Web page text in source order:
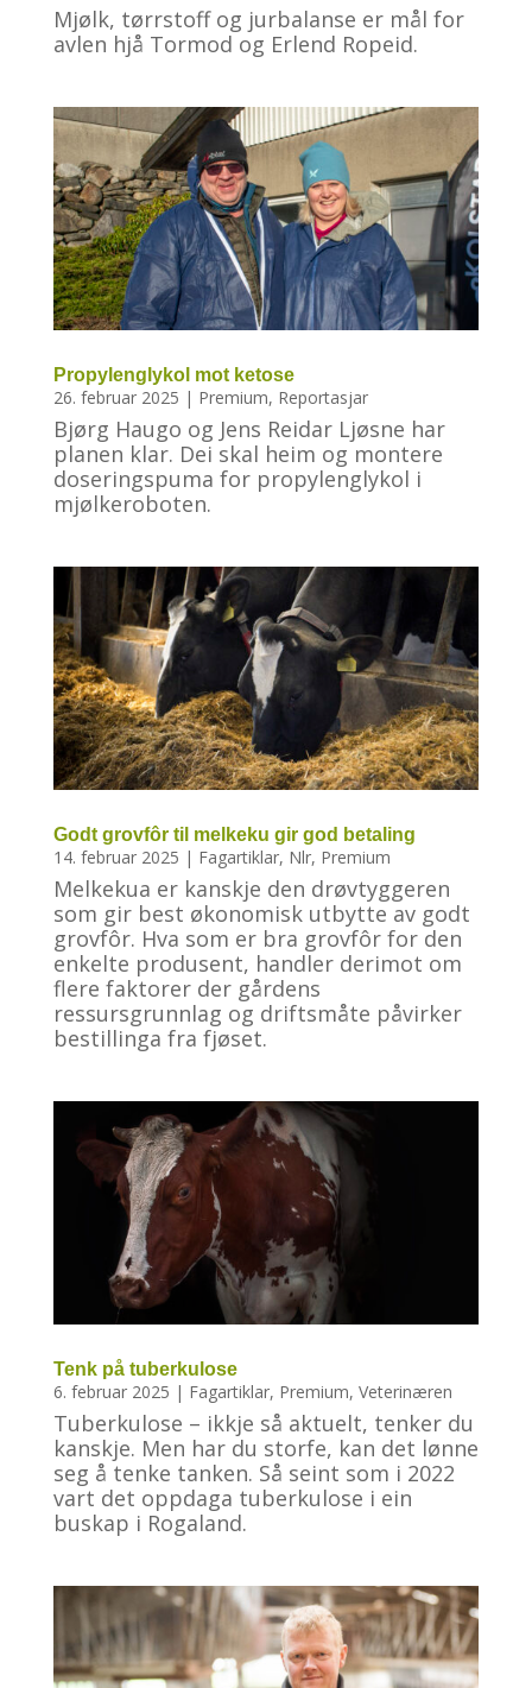
Mjølk, tørrstoff og jurbalanse er mål for
avlen hjå Tormod og Erlend Ropeid.
Propylenglykol mot ketose
26. februar 2025 | Premium, Reportasjar
Bjørg Haugo og Jens Reidar Ljøsne har
planen klar. Dei skal heim og montere
doseringspuma for propylenglykol i
mjølkeroboten.
Godt grovfôr til melkeku gir god betaling
14. februar 2025 | Fagartiklar, Nlr, Premium
Melkekua er kanskje den drøvtyggeren
som gir best økonomisk utbytte av godt
grovfôr. Hva som er bra grovfôr for den
enkelte produsent, handler derimot om
flere faktorer der gårdens
ressursgrunnlag og driftsmåte påvirker
bestillinga fra fjøset.
Tenk på tuberkulose
6. februar 2025 | Fagartiklar, Premium, Veterinæren
Tuberkulose – ikkje så aktuelt, tenker du
kanskje. Men har du storfe, kan det lønne
seg å tenke tanken. Så seint som i 2022
vart det oppdaga tuberkulose i ein
buskap i Rogaland.